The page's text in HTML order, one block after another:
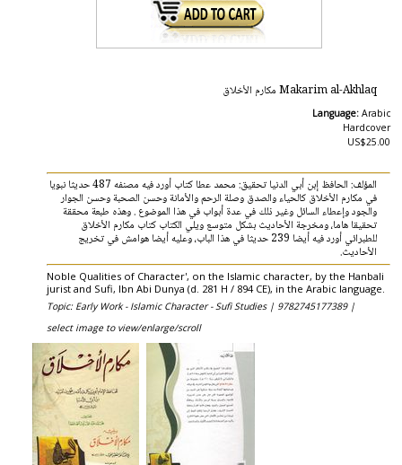
Makarim al-Akhlaq مكارم الأخلاق
Language: Arabic
Hardcover
US$25.00
المؤلف: الحافظ إبن أبي الدنيا تحقيق: محمد عطا كتاب أورد فيه مصنفه 487 حديثا نبويا
في مكارم الأخلاق كالحياء والصدق وصلة الرحم والأمانة وحسن الصحبة وحسن الجوار
والجود وإعطاء السائل وغير ذلك في عدة أبواب في هذا الموضوع . وهذه طبعة محققة
تحقيقا هاما، ومخرجة الأحاديث بشكل متوسع ويلي الكتاب كتاب مكارم الأخلاق
للطبرائي أورد فيه أيضا 239 حديثا في هذا الباب، وعليه أيضا هوامش في تخريج
الأحاديث.
Noble Qualities of Character', on the Islamic character, by the Hanbali
jurist and Sufi, Ibn Abi Dunya (d. 281 H / 894 CE), in the Arabic language.
Topic: Early Work - Islamic Character - Sufi Studies | 9782745177389 |
select image to view/enlarge/scroll